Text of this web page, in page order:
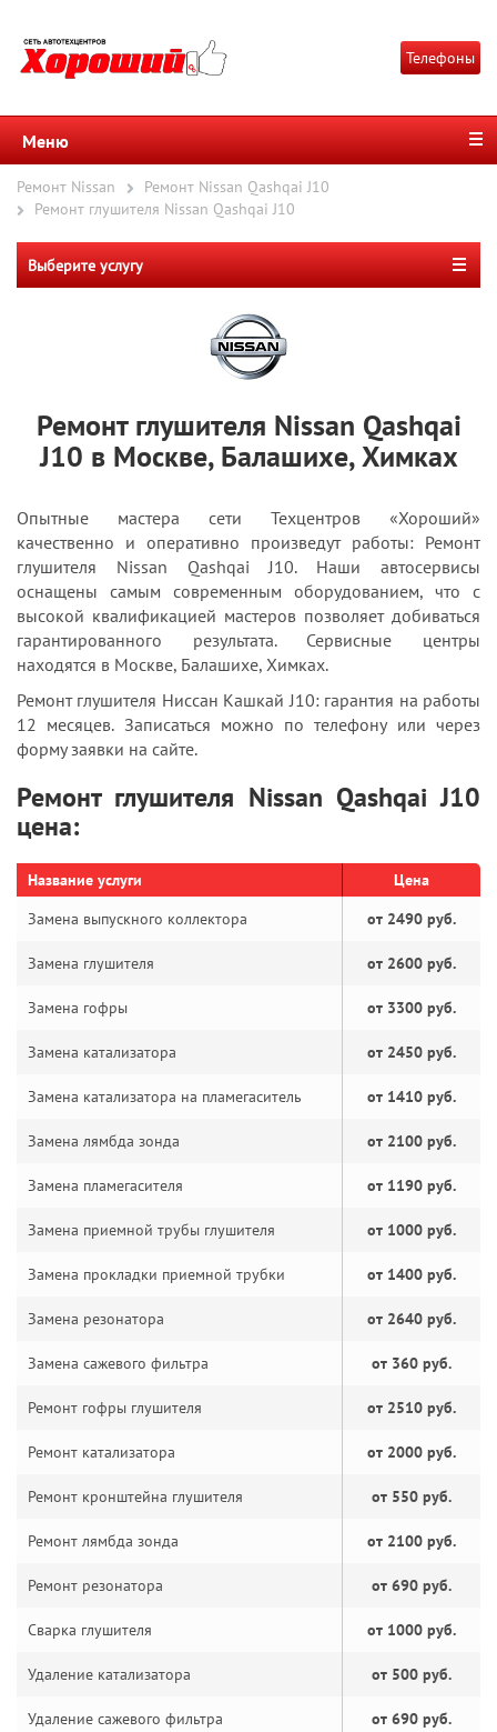
Телефоны
Меню
Ремонт Nissan
Ремонт Nissan Qashqai J10
Ремонт глушителя Nissan Qashqai J10
Выберите услугу
Ремонт глушителя Nissan Qashqai
J10 в Москве, Балашихе, Химках
Опытные мастера сети Техцентров «Хороший»
качественно и оперативно произведут работы: Ремонт
глушителя Nissan Qashqai J10. Наши автосервисы
оснащены самым современным оборудованием, что с
высокой квалификацией мастеров позволяет добиваться
гарантированного результата. Сервисные центры
находятся в Москве, Балашихе, Химках.
Ремонт глушителя Ниссан Кашкай J10: гарантия на работы
12 месяцев. Записаться можно по телефону или через
форму заявки на сайте.
Ремонт глушителя Nissan Qashqai J10
цена:
Название услуги
Цена
Замена выпускного коллектора
от 2490 руб.
Замена глушителя от 2600 руб.
Замена гофры от 3300 руб.
Замена катализатора от 2450 руб.
Замена катализатора на пламегаситель от 1410 руб.
Замена лямбда зонда от 2100 руб.
Замена пламегасителя от 1190 руб.
Замена приемной трубы глушителя от 1000 руб.
Замена прокладки приемной трубки от 1400 руб.
Замена резонатора от 2640 руб.
Замена сажевого фильтра от 360 руб.
Ремонт гофры глушителя от 2510 руб.
Ремонт катализатора от 2000 руб.
Ремонт кронштейна глушителя от 550 руб.
Ремонт лямбда зонда от 2100 руб.
Ремонт резонатора от 690 руб.
Сварка глушителя от 1000 руб.
Удаление катализатора от 500 руб.
Удаление сажевого фильтра от 690 руб.